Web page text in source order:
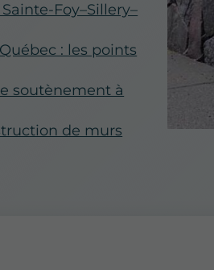
Foy–Sillery–
: les points
soutènement à
de murs